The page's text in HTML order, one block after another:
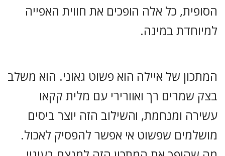
הסופית, כל אלה הופכים את חווית האפייה
למיוחדת במינה.
המתכון של איילה הוא פשוט גאוני. הוא משלב
בצק שמרים רך ואוורירי עם מלית קקאו
עשירה ומנחמת, והשילוב הזה יוצר ביסים
מושלמים שפשוט אי אפשר להפסיק לאכול.